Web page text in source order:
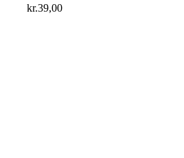
kr.39,00